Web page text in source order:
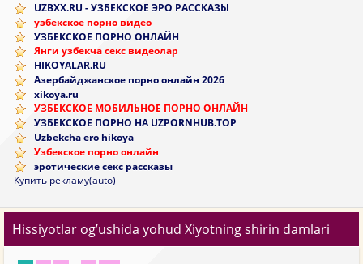
UZBXX.RU - УЗБЕКСКОЕ ЭРО РАССКАЗЫ
узбекское порно видео
УЗБЕКСКОЕ ПОРНО ОНЛАЙН
Янги узбекча секс видеолар
HIKOYALAR.RU
Азербайджанское порно онлайн 2026
xikoya.ru
УЗБЕКСКОЕ МОБИЛЬНОЕ ПОРНО ОНЛАЙН
УЗБЕКСКОЕ ПОРНО НА UZPORNHUB.TOP
Uzbekcha ero hikoya
Узбекское порно онлайн
эротические секс рассказы
Купить рекламу(auto)
Hissiyotlar og’ushida yohud Xiyotning shirin damlari